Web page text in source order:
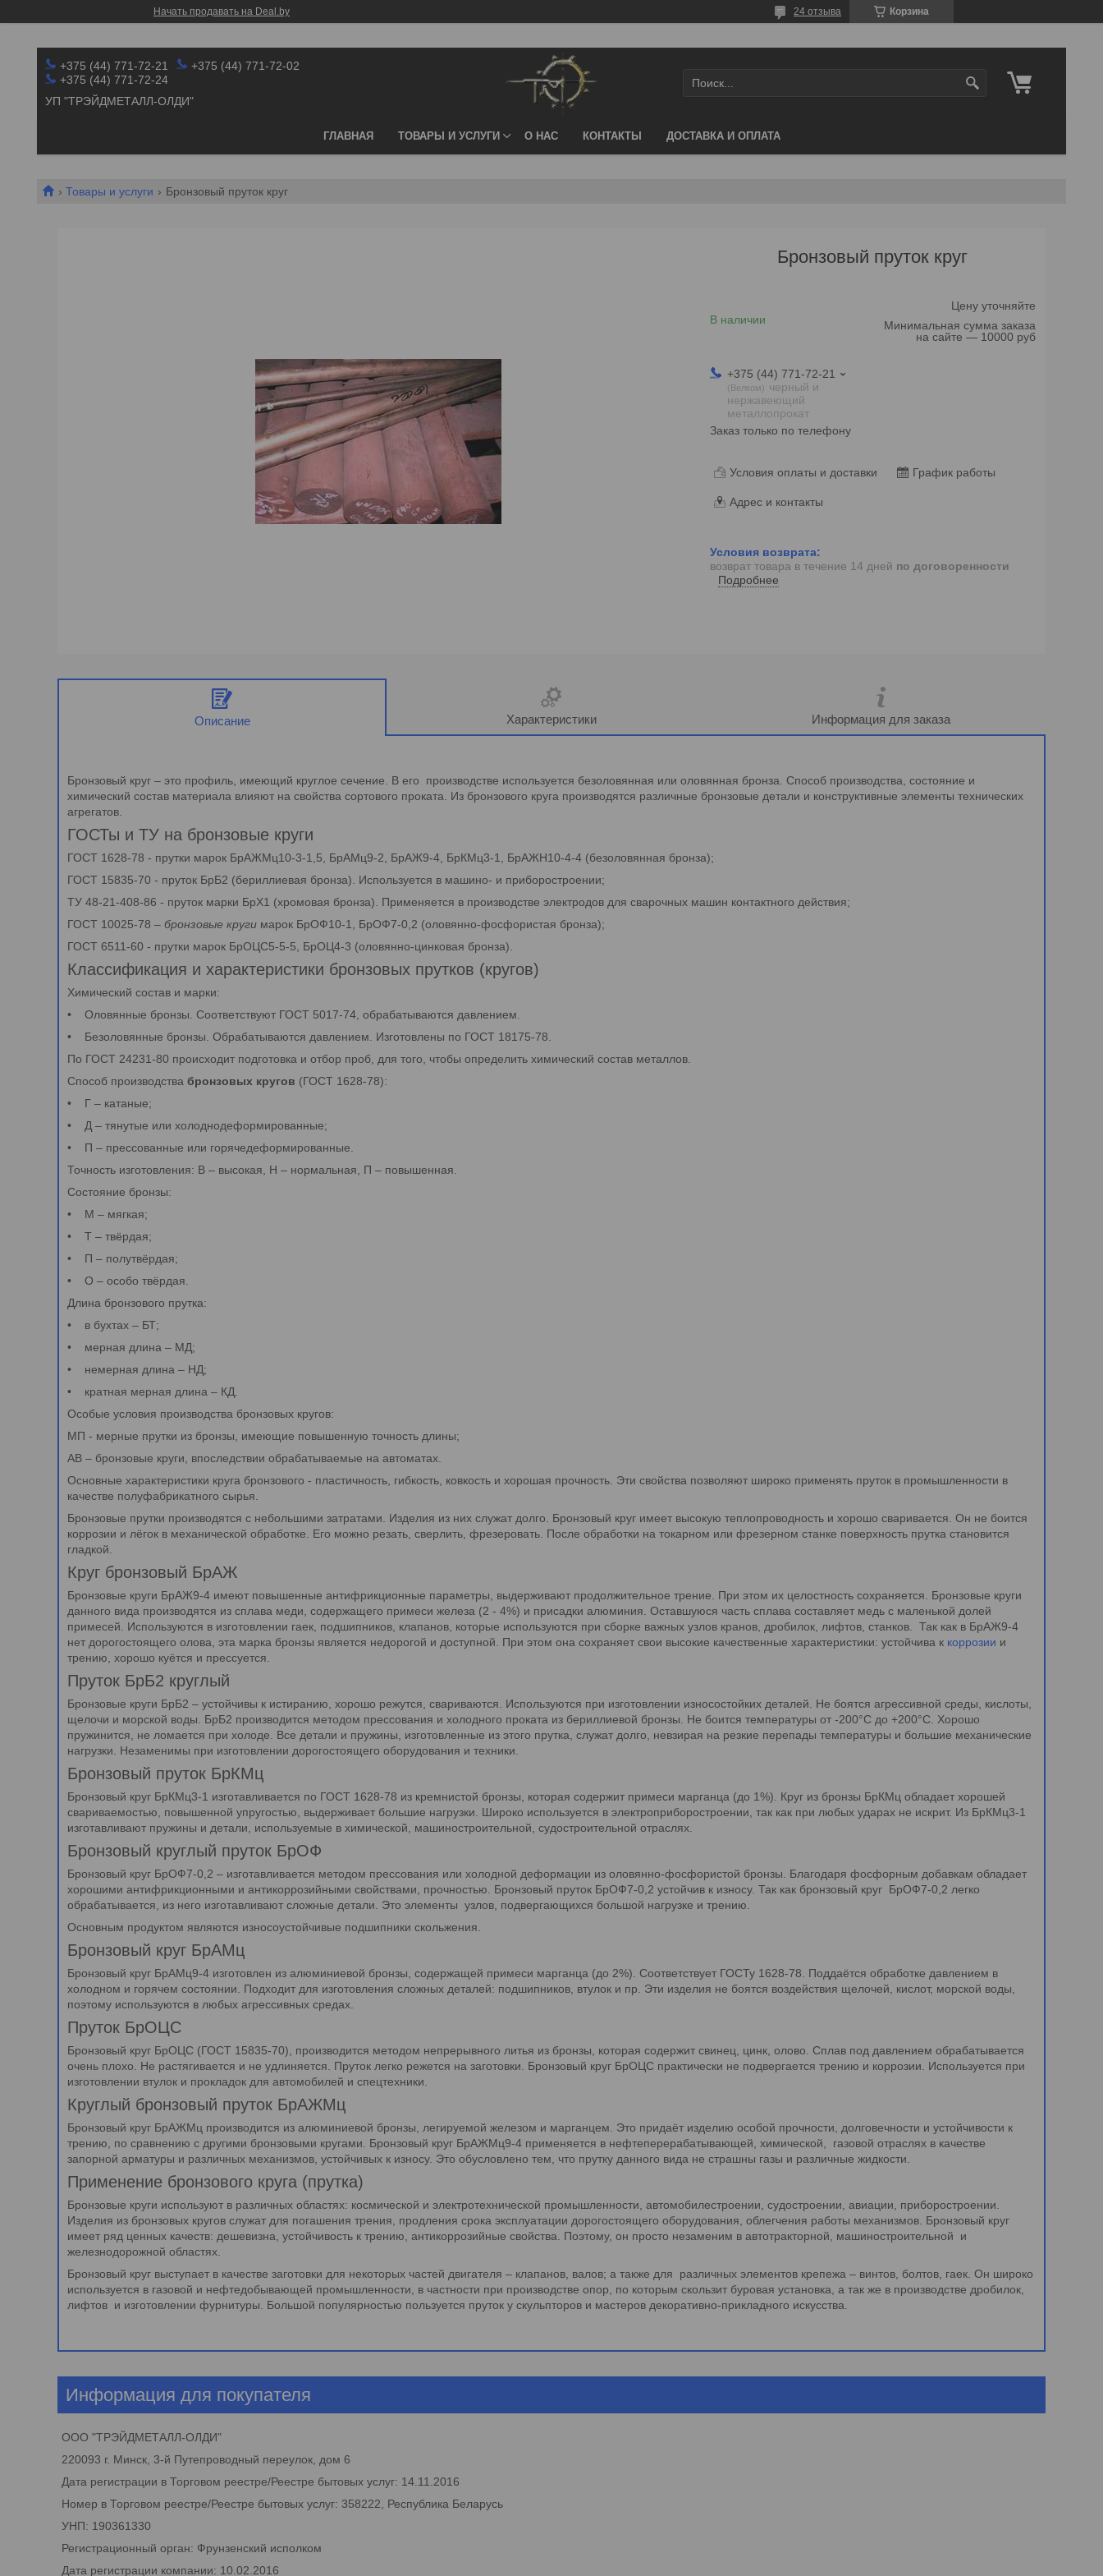
Начать продавать на Deal.by Корзина
24 отзыва
+375 (44) 771-72-21
+375 (44) 771-72-02
+375 (44) 771-72-24
УП "ТРЭЙДМЕТАЛЛ-ОЛДИ"
ГЛАВНАЯ ТОВАРЫ И УСЛУГИ О НАС КОНТАКТЫ ДОСТАВКА И ОПЛАТА
Товары и услуги Бронзовый пруток круг
Бронзовый пруток круг
В наличии
Цену уточняйте
Минимальная сумма заказа
на сайте — 10000 руб
+375 (44) 771-72-21
Велком
черный и
нержавеющий
металлопрокат
Заказ только по телефону
Условия оплаты и доставки График работы
Адрес и контакты
возврат товара в течение 14 дней по договоренности
Подробнее
Описание Характеристики Информация для заказа
Бронзовый круг – это профиль, имеющий круглое сечение. В его производстве используется безоловянная или оловянная бронза. Способ производства, состояние и
химический состав материала влияют на свойства сортового проката. Из бронзового круга производятся различные бронзовые детали и конструктивные элементы технических
агрегатов.
ГОСТы и ТУ на бронзовые круги
ГОСТ 1628-78 - прутки марок БрАЖМц10-3-1,5, БрАМц9-2, БрАЖ9-4, БрКМц3-1, БрАЖН10-4-4 (безоловянная бронза);
ГОСТ 15835-70 - пруток БрБ2 (бериллиевая бронза). Используется в машино- и приборостроении;
ТУ 48-21-408-86 - пруток марки БрХ1 (хромовая бронза). Применяется в производстве электродов для сварочных машин контактного действия;
ГОСТ 10025-78 – бронзовые круги марок БрОФ10-1, БрОФ7-0,2 (оловянно-фосфористая бронза);
ГОСТ 6511-60 - прутки марок БрОЦС5-5-5, БрОЦ4-3 (оловянно-цинковая бронза).
Классификация и характеристики бронзовых прутков (кругов)
Химический состав и марки:
• Оловянные бронзы. Соответствуют ГОСТ 5017-74, обрабатываются давлением.
• Безоловянные бронзы. Обрабатываются давлением. Изготовлены по ГОСТ 18175-78.
По ГОСТ 24231-80 происходит подготовка и отбор проб, для того, чтобы определить химический состав металлов.
Способ производства бронзовых кругов (ГОСТ 1628-78):
• Г – катаные;
• Д – тянутые или холоднодеформированные;
• П – прессованные или горячедеформированные.
Точность изготовления: В – высокая, Н – нормальная, П – повышенная.
Состояние бронзы:
• М – мягкая;
• Т – твёрдая;
• П – полутвёрдая;
• О – особо твёрдая.
Длина бронзового прутка:
• в бухтах – БТ;
• мерная длина – МД;
• немерная длина – НД;
• кратная мерная длина – КД.
Особые условия производства бронзовых кругов:
МП - мерные прутки из бронзы, имеющие повышенную точность длины;
АВ – бронзовые круги, впоследствии обрабатываемые на автоматах.
Основные характеристики круга бронзового - пластичность, гибкость, ковкость и хорошая прочность. Эти свойства позволяют широко применять пруток в промышленности в
качестве полуфабрикатного сырья.
Бронзовые прутки производятся с небольшими затратами. Изделия из них служат долго. Бронзовый круг имеет высокую теплопроводность и хорошо сваривается. Он не боится
коррозии и лёгок в механической обработке. Его можно резать, сверлить, фрезеровать. После обработки на токарном или фрезерном станке поверхность прутка становится
гладкой.
Круг бронзовый БрАЖ
Бронзовые круги БрАЖ9-4 имеют повышенные антифрикционные параметры, выдерживают продолжительное трение. При этом их целостность сохраняется. Бронзовые круги
данного вида производятся из сплава меди, содержащего примеси железа (2 - 4%) и присадки алюминия. Оставшуюся часть сплава составляет медь с маленькой долей
примесей. Используются в изготовлении гаек, подшипников, клапанов, которые используются при сборке важных узлов кранов, дробилок, лифтов, станков. Так как в БрАЖ9-4
нет дорогостоящего олова, эта марка бронзы является недорогой и доступной. При этом она сохраняет свои высокие качественные характеристики: устойчива к коррозии и
трению, хорошо куётся и прессуется.
Пруток БрБ2 круглый
Бронзовые круги БрБ2 – устойчивы к истиранию, хорошо режутся, свариваются. Используются при изготовлении износостойких деталей. Не боятся агрессивной среды, кислоты,
щелочи и морской воды. БрБ2 производится методом прессования и холодного проката из бериллиевой бронзы. Не боится температуры от -200°С до +200°С. Хорошо
пружинится, не ломается при холоде. Все детали и пружины, изготовленные из этого прутка, служат долго, невзирая на резкие перепады температуры и большие механические
нагрузки. Незаменимы при изготовлении дорогостоящего оборудования и техники.
Бронзовый пруток БрКМц
Бронзовый круг БрКМц3-1 изготавливается по ГОСТ 1628-78 из кремнистой бронзы, которая содержит примеси марганца (до 1%). Круг из бронзы БрКМц обладает хорошей
свариваемостью, повышенной упругостью, выдерживает большие нагрузки. Широко используется в электроприборостроении, так как при любых ударах не искрит. Из БрКМц3-1
изготавливают пружины и детали, используемые в химической, машиностроительной, судостроительной отраслях.
Бронзовый круглый пруток БрОФ
Бронзовый круг БрОФ7-0,2 – изготавливается методом прессования или холодной деформации из оловянно-фосфористой бронзы. Благодаря фосфорным добавкам обладает
хорошими антифрикционными и антикоррозийными свойствами, прочностью. Бронзовый пруток БрОФ7-0,2 устойчив к износу. Так как бронзовый круг БрОФ7-0,2 легко
обрабатывается, из него изготавливают сложные детали. Это элементы узлов, подвергающихся большой нагрузке и трению.
Основным продуктом являются износоустойчивые подшипники скольжения.
Бронзовый круг БрАМц
Бронзовый круг БрАМц9-4 изготовлен из алюминиевой бронзы, содержащей примеси марганца (до 2%). Соответствует ГОСТу 1628-78. Поддаётся обработке давлением в
холодном и горячем состоянии. Подходит для изготовления сложных деталей: подшипников, втулок и пр. Эти изделия не боятся воздействия щелочей, кислот, морской воды,
поэтому используются в любых агрессивных средах.
Пруток БрОЦС
Бронзовый круг БрОЦС (ГОСТ 15835-70), производится методом непрерывного литья из бронзы, которая содержит свинец, цинк, олово. Сплав под давлением обрабатывается
очень плохо. Не растягивается и не удлиняется. Пруток легко режется на заготовки. Бронзовый круг БрОЦС практически не подвергается трению и коррозии. Используется при
изготовлении втулок и прокладок для автомобилей и спецтехники.
Круглый бронзовый пруток БрАЖМц
Бронзовый круг БрАЖМц производится из алюминиевой бронзы, легируемой железом и марганцем. Это придаёт изделию особой прочности, долговечности и устойчивости к
трению, по сравнению с другими бронзовыми кругами. Бронзовый круг БрАЖМц9-4 применяется в нефтеперерабатывающей, химической, газовой отраслях в качестве
запорной арматуры и различных механизмов, устойчивых к износу. Это обусловлено тем, что прутку данного вида не страшны газы и различные жидкости.
Применение бронзового круга (прутка)
Бронзовые круги используют в различных областях: космической и электротехнической промышленности, автомобилестроении, судостроении, авиации, приборостроении.
Изделия из бронзовых кругов служат для погашения трения, продления срока эксплуатации дорогостоящего оборудования, облегчения работы механизмов. Бронзовый круг
имеет ряд ценных качеств: дешевизна, устойчивость к трению, антикоррозийные свойства. Поэтому, он просто незаменим в автотракторной, машиностроительной и
железнодорожной областях.
Бронзовый круг выступает в качестве заготовки для некоторых частей двигателя – клапанов, валов; а также для различных элементов крепежа – винтов, болтов, гаек. Он широко
используется в газовой и нефтедобывающей промышленности, в частности при производстве опор, по которым скользит буровая установка, а так же в производстве дробилок,
лифтов и изготовлении фурнитуры. Большой популярностью пользуется пруток у скульпторов и мастеров декоративно-прикладного искусства.
Информация для покупателя
ООО "ТРЭЙДМЕТАЛЛ-ОЛДИ"
220093 г. Минск, 3-й Путепроводный переулок, дом 6
Дата регистрации в Торговом реестре/Реестре бытовых услуг: 14.11.2016
Номер в Торговом реестре/Реестре бытовых услуг: 358222, Республика Беларусь
УНП: 190361330
Регистрационный орган: Фрунзенский исполком
Дата регистрации компании: 10.02.2016